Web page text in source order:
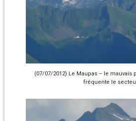
(07/07/2012) Le Maupas – le mauvais
fréquente le